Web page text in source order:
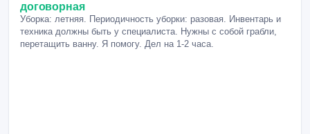
договорная
Уборка: летняя. Периодичность уборки: разовая. Инвентарь и
техника должны быть у специалиста. Нужны с собой грабли,
перетащить ванну. Я помогу. Дел на 1-2 часа.